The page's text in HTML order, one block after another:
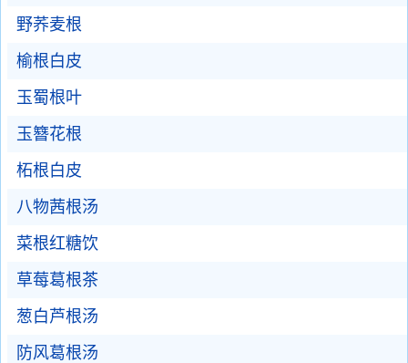
野荞麦根
榆根白皮
玉蜀根叶
玉簪花根
柘根白皮
八物茜根汤
菜根红糖饮
草莓葛根茶
葱白芦根汤
防风葛根汤